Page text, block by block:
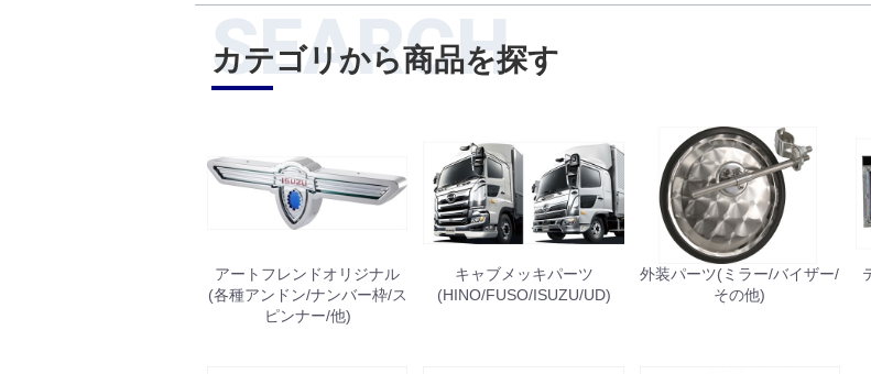
SEARCH
カテゴリから商品を探す
アートフレンドオリジナル
(各種アンドン/ナンバー枠/ス
ピンナー/他)
キャブメッキパーツ
(HINO/FUSO/ISUZU/UD)
外装パーツ(ミラー/バイザー/
その他)